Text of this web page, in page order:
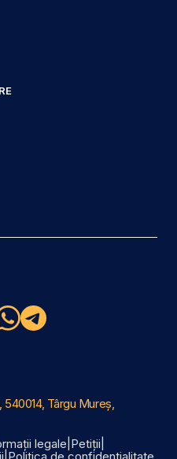
540014, Târgu Mureș,
legale Petiții